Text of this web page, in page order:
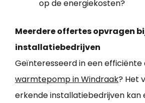
op de energiekosten?
Meerdere offertes opvragen
installatiebedrijven
Geïnteresseerd in een efficiënte
warmtepomp in Windraak? Het
erkende installatiebedrijven kan